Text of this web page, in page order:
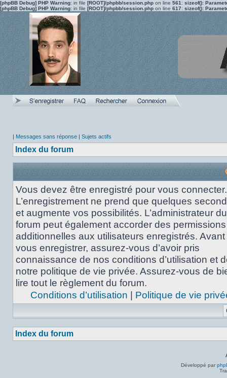
[phpBB Debug] PHP Warning: in file [ROOT]/phpbb/session.php on line 561 : sizeof():
[phpBB Debug] PHP Warning: in file [ROOT]/phpbb/session.php on line 617: sizeof():
| Messages sans réponse | Sujets actifs
Index du forum
Vous devez être enregistré pour vous connecter.
L’enregistrement ne prend que quelques
et augmente vos possibilités. L’administrateur du
forum peut également accorder des permissions
additionnelles aux utilisateurs enregistrés.
vous enregistrer, assurez-vous d’avoir pris
connaissance de nos conditions d’utilisation et
notre politique de vie privée. Assurez-vous de
lire tout le règlement du forum.
Conditions d’utilisation | Politique de vie
Index du forum
Développé par